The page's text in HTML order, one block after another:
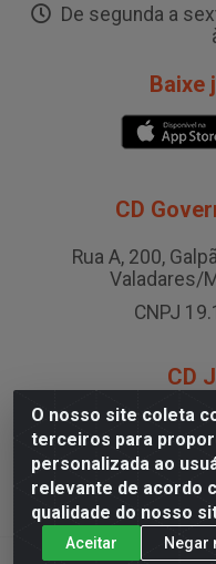
O nosso site coleta
terceiros para
personalizada ao
relevante de acordo
qualidade do nosso
Aceitar Negar
De segunda a
Baixe
CD
Rua A, 200,
Valadares/
CNPJ
CD
Rodovia BR-040 , Nº
- São
CNPJ